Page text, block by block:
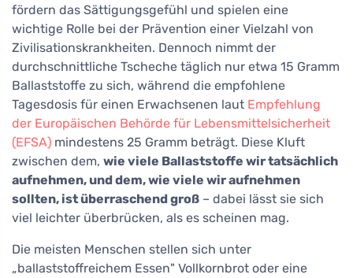
fördern das Sättigungsgefühl und spielen eine
wichtige Rolle bei der Prävention einer Vielzahl von
Zivilisationskrankheiten. Dennoch nimmt der
durchschnittliche Tscheche täglich nur etwa 15 Gramm
Ballaststoffe zu sich, während die empfohlene
Tagesdosis für einen Erwachsenen laut Empfehlung
der Europäischen Behörde für Lebensmittelsicherheit
(EFSA) mindestens 25 Gramm beträgt. Diese Kluft
zwischen dem, wie viele Ballaststoffe wir tatsächlich
aufnehmen, und dem, wie viele wir aufnehmen
sollten, ist überraschend groß – dabei lässt sie sich
viel leichter überbrücken, als es scheinen mag.
Die meisten Menschen stellen sich unter
„ballaststoffreichem Essen" Vollkornbrot oder eine